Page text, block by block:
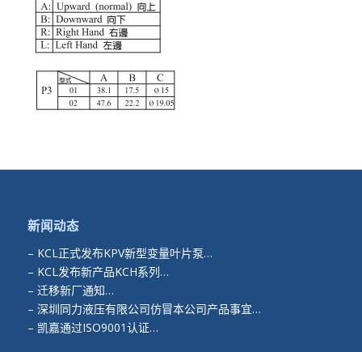
新闻动态
– KCL正式发布KPV新型变量叶片泵…
– KCL发布新产品KCH系列…
– 迁移新厂通知…
– 深圳同力液压有限公司仿冒本公司产品事宜…
– 凯嘉通过ISO9001认证…